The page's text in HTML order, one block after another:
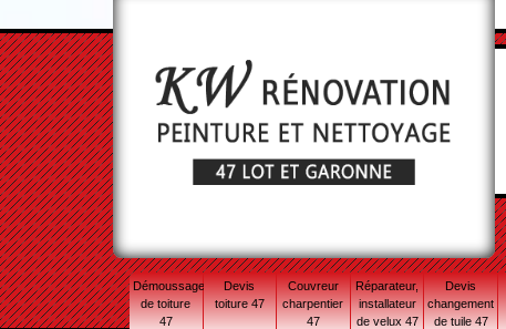
Démoussage
de toiture
47
Devis
toiture 47
Couvreur
charpentier
47
Réparateur,
installateur
de velux 47
Devis
changement
de tuile 47